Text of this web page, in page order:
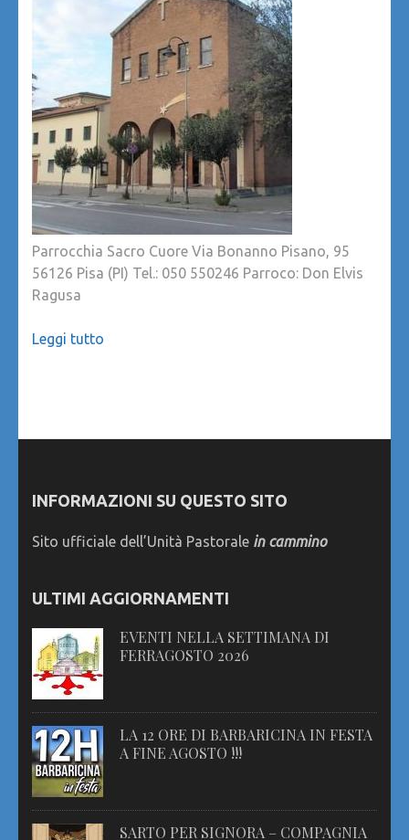
Parrocchia Sacro Cuore Via Bonanno Pisano, 95
56126 Pisa (PI) Tel.: 050 550246 Parroco: Don Elvis
Ragusa
Leggi tutto
INFORMAZIONI SU QUESTO SITO
Sito ufficiale dell’Unità Pastorale in cammino
ULTIMI AGGIORNAMENTI
EVENTI NELLA SETTIMANA DI
FERRAGOSTO 2026
LA 12 ORE DI BARBARICINA IN FESTA
A FINE AGOSTO !!!
SARTO PER SIGNORA – COMPAGNIA